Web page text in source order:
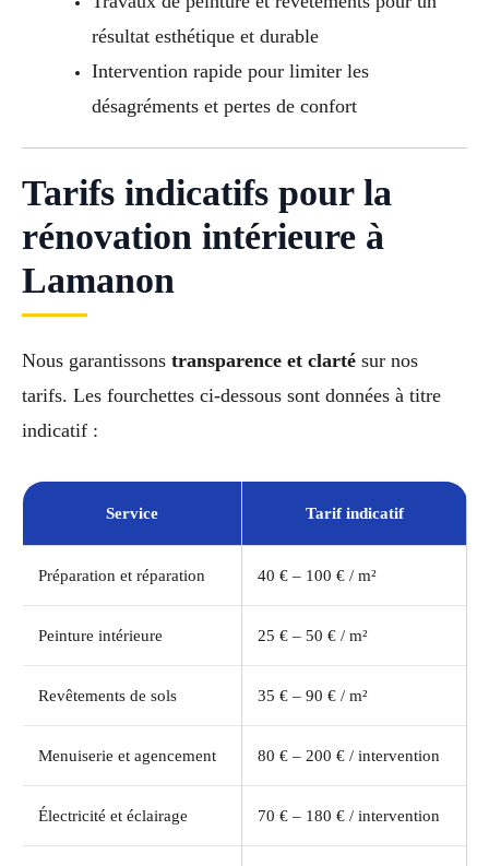
résultat esthétique et durable
Intervention rapide pour limiter les
désagréments et pertes de confort
Tarifs indicatifs pour la
rénovation intérieure à
Lamanon
Nous garantissons transparence et clarté sur nos
tarifs. Les fourchettes ci-dessous sont données à titre
indicatif :
Service Tarif indicatif
Préparation et réparation 40 € – 100 € / m²
Peinture intérieure 25 € – 50 € / m²
Revêtements de sols 35 € – 90 € / m²
Menuiserie et agencement 80 € – 200 € / intervention
Électricité et éclairage 70 € – 180 € / intervention